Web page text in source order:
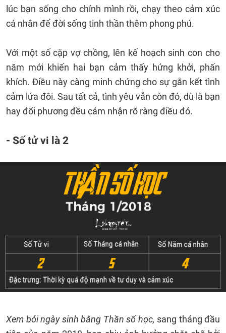
lúc bạn sống cho chính mình rồi, chạy theo cảm xúc
cá nhân để đời sống tinh thần thêm phong phú.
Với một số cặp vợ chồng, lên kế hoạch sinh con cho
năm mới khiến hai bạn cảm thấy hứng khởi, phấn
khích. Điều này càng minh chứng cho sự gắn kết tình
cảm lứa đôi. Sau tất cả, tình yêu vẫn còn đó, dù là bạn
hay đối phương đều cảm nhận rõ ràng điều đó.
- Số tử vi là 2
Xem bói ngày sinh bằng Thần số học, sang tháng đầu